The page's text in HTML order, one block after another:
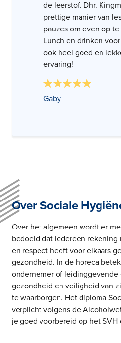
en op een leuke
Verder was de dag
en verzorgd.
Carly
de leerstof. Dhr.
prettige manier van
pauzes om even op
Lunch en drinken
ook heel goed en
ervaring!
Gaby
de cursus van 1 dag te
die les geeft weet
en is kundig.
Nick Arends
Over Sociale
Over het algemeen wordt er
bedoeld dat iedereen rekening
en respect heeft voor elkaars
gezondheid. In de horeca
ondernemer of leidinggevende
gezondheid en veiligheid van
te waarborgen. Het diploma
verplicht volgens de
je goed voorbereid op het SVH